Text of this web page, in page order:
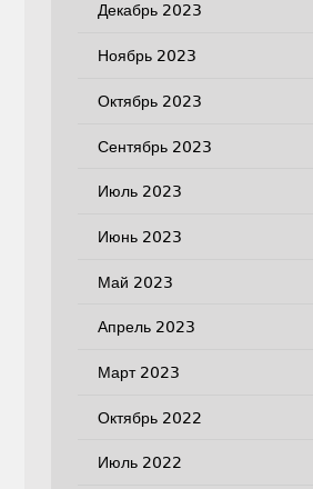
Декабрь 2023
Ноябрь 2023
Октябрь 2023
Сентябрь 2023
Июль 2023
Июнь 2023
Май 2023
Апрель 2023
Март 2023
Октябрь 2022
Июль 2022